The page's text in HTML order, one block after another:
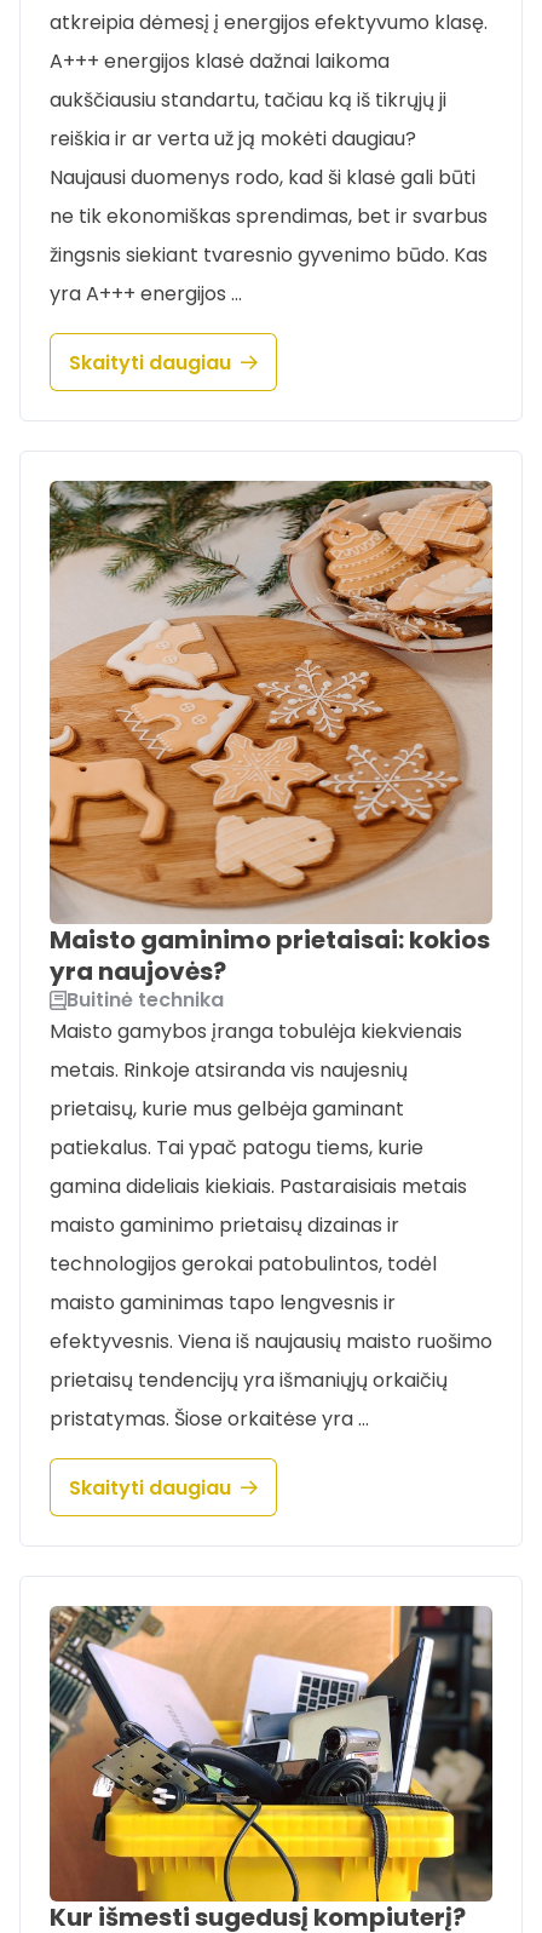
atkreipia dėmesį į energijos efektyvumo klasę.
A+++ energijos klasė dažnai laikoma
aukščiausiu standartu, tačiau ką iš tikrųjų ji
reiškia ir ar verta už ją mokėti daugiau?
Naujausi duomenys rodo, kad ši klasė gali būti
ne tik ekonomiškas sprendimas, bet ir svarbus
žingsnis siekiant tvaresnio gyvenimo būdo. Kas
yra A+++ energijos …
Skaityti daugiau
Maisto gaminimo prietaisai: kokios
yra naujovės?
Buitinė technika
Maisto gamybos įranga tobulėja kiekvienais
metais. Rinkoje atsiranda vis naujesnių
prietaisų, kurie mus gelbėja gaminant
patiekalus. Tai ypač patogu tiems, kurie
gamina dideliais kiekiais. Pastaraisiais metais
maisto gaminimo prietaisų dizainas ir
technologijos gerokai patobulintos, todėl
maisto gaminimas tapo lengvesnis ir
efektyvesnis. Viena iš naujausių maisto ruošimo
prietaisų tendencijų yra išmaniųjų orkaičių
pristatymas. Šiose orkaitėse yra …
Skaityti daugiau
Kur išmesti sugedusį kompiuterį?